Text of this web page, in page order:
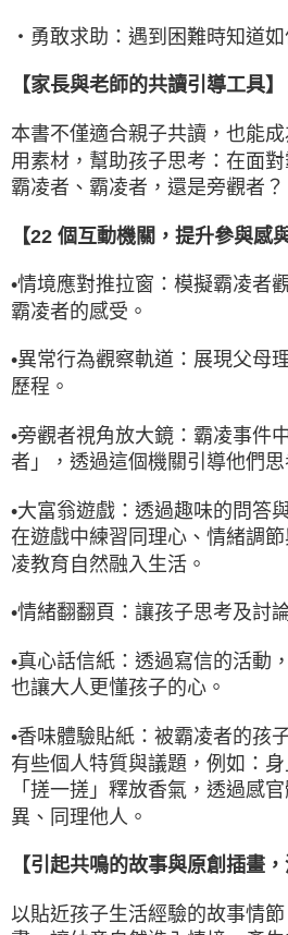
・勇敢求助：遇到困難時知道
【家長與老師的共讀引導工具】
本書不僅適合親子共讀，也能
用素材，幫助孩子思考：在面
霸凌者、霸凌者，還是旁觀者？
【22 個互動機關，提升參與感
•情境應對推拉窗：模擬霸凌者
霸凌者的感受。
•異常行為觀察軌道：展現父母
歷程。
•旁觀者視角放大鏡：霸凌事件
者」，透過這個機關引導他們思
•大富翁遊戲：透過趣味的問答
在遊戲中練習同理心、情緒調
凌教育自然融入生活。
•情緒翻翻頁：讓孩子思考及討
•真心話信紙：透過寫信的活動
也讓大人更懂孩子的心。
•香味體驗貼紙：被霸凌者的孩
有些個人特質與議題，例如：
「搓一搓」釋放香氣，透過感
異、同理他人。
【引起共鳴的故事與原創插畫，
以貼近孩子生活經驗的故事情